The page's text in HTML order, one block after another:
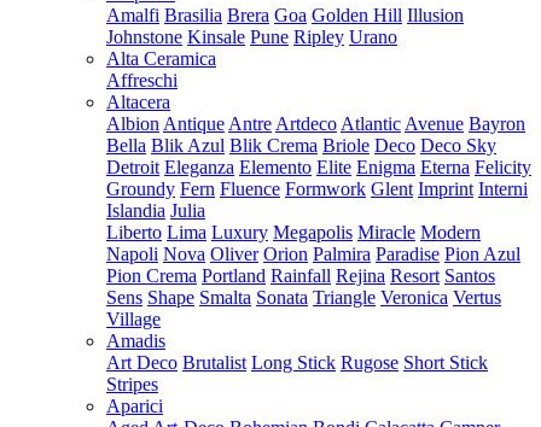
Amalfi Brasilia Brera Goa Golden Hill Illusion
Johnstone Kinsale Pune Ripley Urano
Alta Ceramica
Affreschi
Altacera
Albion Antique Antre Artdeco Atlantic Avenue Bayron
Bella Blik Azul Blik Crema Briole Deco Deco Sky
Detroit Eleganza Elemento Elite Enigma Eterna Felicity
Groundy Fern Fluence Formwork Glent Imprint Interni
Islandia Julia
Liberto Lima Luxury Megapolis Miracle Modern
Napoli Nova Oliver Orion Palmira Paradise Pion Azul
Pion Crema Portland Rainfall Rejina Resort Santos
Sens Shape Smalta Sonata Triangle Veronica Vertus
Village
Amadis
Art Deco Brutalist Long Stick Rugose Short Stick
Stripes
Aparici